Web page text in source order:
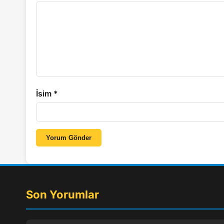
İsim *
Yorum Gönder
Son Yorumlar